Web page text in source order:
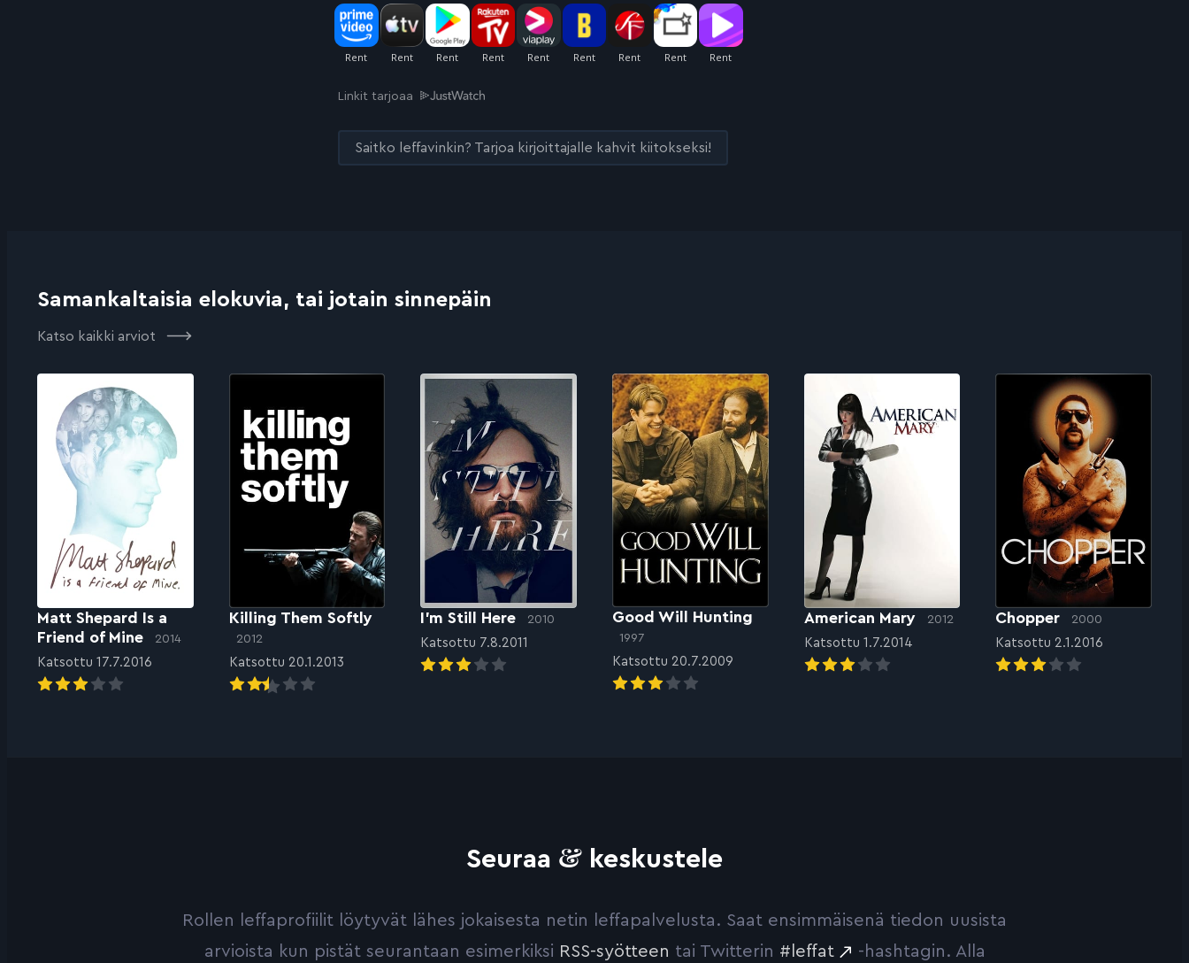
Linkit tarjoaa
Saitko leffavinkin? Tarjoa kirjoittajalle kahvit kiitokseksi!
Samankaltaisia elokuvia, tai jotain sinnepäin
Katso kaikki arviot
Matt Shepard Is a
Friend of Mine
2014
Katsottu 17.7.2016
Killing Them Softly
2012
Katsottu 20.1.2013
I’m Still Here 2010
Katsottu 7.8.2011
Good Will Hunting
1997
Katsottu 20.7.2009
American Mary 2012
Katsottu 1.7.2014
Chopper 2000
Katsottu 2.1.2016
Seuraa & keskustele
Rollen leffaprofiilit löytyvät lähes jokaisesta netin leffapalvelusta. Saat ensimmäisenä tiedon uusista
arvioista kun pistät seurantaan esimerkiksi RSS-syötteen tai Twitterin #leffat -hashtagin. Alla